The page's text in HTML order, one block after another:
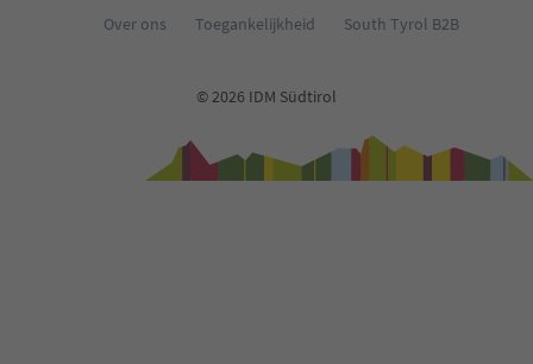
Over ons Toegankelijkheid South Tyrol B2B
© 2026 IDM Südtirol